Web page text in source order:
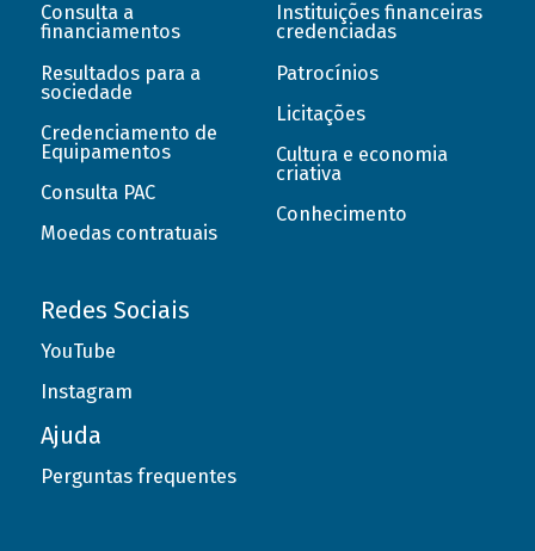
Consulta a
financiamentos
Resultados para a
sociedade
Credenciamento de
Equipamentos
Consulta PAC
Moedas contratuais
Instituições financeiras
credenciadas
Patrocínios
Licitações
Cultura e economia
criativa
Conhecimento
Redes Sociais
YouTube
Instagram
Ajuda
Perguntas frequentes